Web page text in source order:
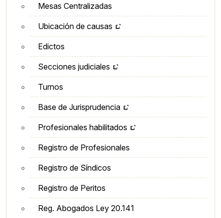
Mesas Centralizadas
Ubicación de causas
Edictos
Secciones judiciales
Turnos
Base de Jurisprudencia
Profesionales habilitados
Registro de Profesionales
Registro de Síndicos
Registro de Peritos
Reg. Abogados Ley 20.141